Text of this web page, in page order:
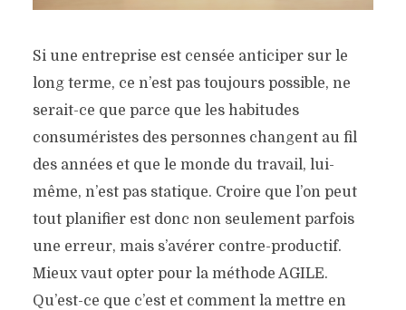
Si une entreprise est censée anticiper sur le
long terme, ce n’est pas toujours possible, ne
serait-ce que parce que les habitudes
consuméristes des personnes changent au fil
des années et que le monde du travail, lui-
même, n’est pas statique. Croire que l’on peut
tout planifier est donc non seulement parfois
une erreur, mais s’avérer contre-productif.
Mieux vaut opter pour la méthode AGILE.
Qu’est-ce que c’est et comment la mettre en